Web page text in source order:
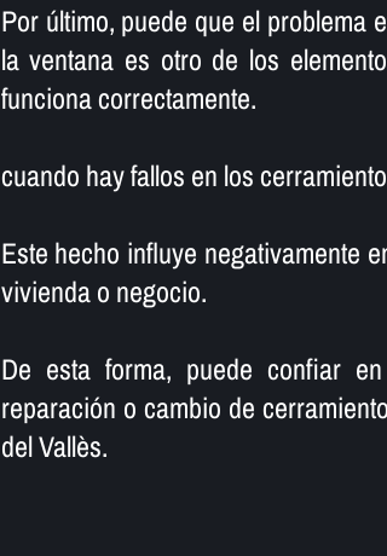
Por último, puede que el problema
la ventana es otro de los
funciona correctamente.
cuando hay fallos en los
Este hecho influye negativamente
vivienda o negocio.
De esta forma, puede confiar
reparación o cambio de
del Vallès.